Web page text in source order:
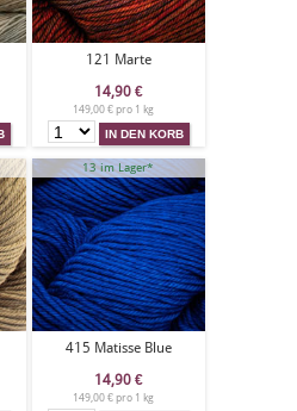
121 Marte
14,90 €
149,00 € pro 1 kg
13 im Lager*
415 Matisse Blue
14,90 €
149,00 € pro 1 kg